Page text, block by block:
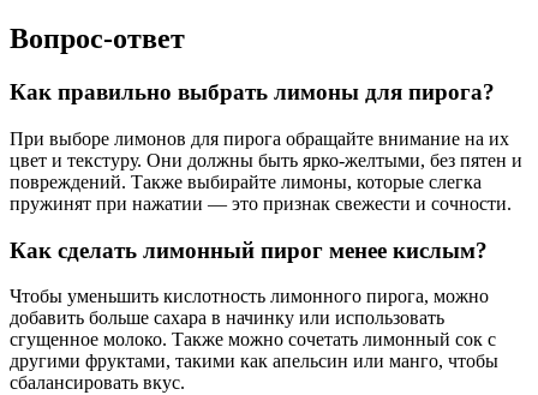
Вопрос-ответ
Как правильно выбрать лимоны для пирога?
При выборе лимонов для пирога обращайте внимание на их
цвет и текстуру. Они должны быть ярко-желтыми, без пятен и
повреждений. Также выбирайте лимоны, которые слегка
пружинят при нажатии — это признак свежести и сочности.
Как сделать лимонный пирог менее кислым?
Чтобы уменьшить кислотность лимонного пирога, можно
добавить больше сахара в начинку или использовать
сгущенное молоко. Также можно сочетать лимонный сок с
другими фруктами, такими как апельсин или манго, чтобы
сбалансировать вкус.